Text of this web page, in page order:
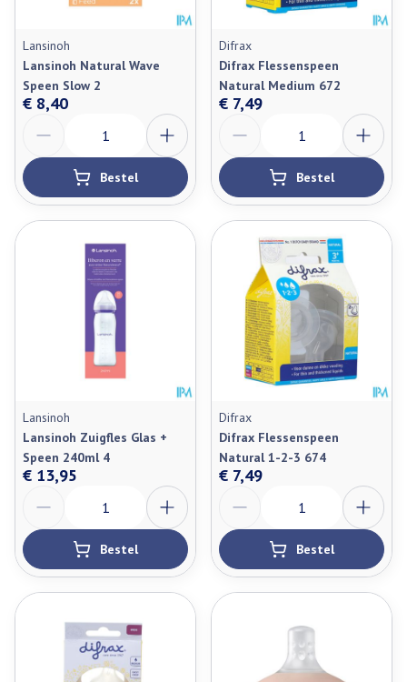
Lansinoh
Lansinoh Natural Wave
Speen Slow 2
€ 8,40
Bestel
Difrax
Difrax Flessenspeen
Natural Medium 672
€ 7,49
Bestel
Lansinoh
Lansinoh Zuigfles Glas +
Speen 240ml 4
€ 13,95
Bestel
Difrax
Difrax Flessenspeen
Natural 1-2-3 674
€ 7,49
Bestel